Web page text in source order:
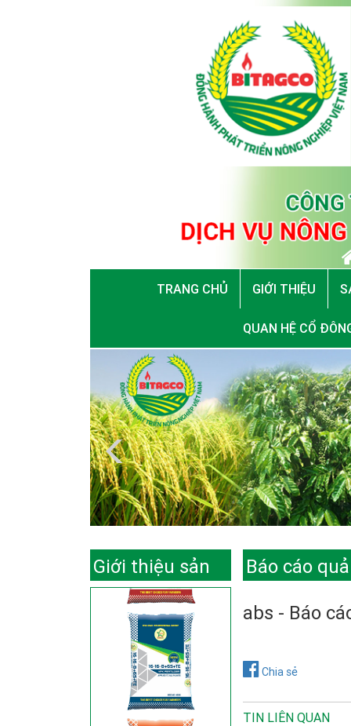
TRANG CHỦ GIỚI THIỆU
QUAN HỆ CỔ
Giới thiệu sản
phẩm
Báo cáo
abs - Báo
Chia sẻ
TIN LIÊN QUAN